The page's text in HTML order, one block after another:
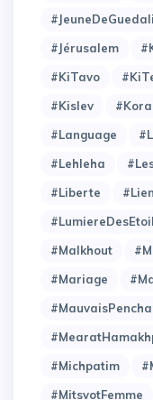
#Jérusalem
#KiTavo
#Kislev
#Language
#Lehleha
#Liberte
#Lien
#Malkhout
#Mariage
#Michpatim
#MitsvotFemme